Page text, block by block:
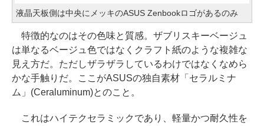
液晶天板側は中央にメッキのASUS Zenbookロゴがあるのみ
特徴的なのはその色味と質感。ザブリスキーベージュ
は単なるベージュ色ではなくクラフト紙のような複雑な
見え方だ。ただしザラザラしているわけではなくなめら
かな手触りだ。ここがASUSの独自素材「セラルミナ
ム」(Ceraluminum)とのこと。
これはハイテクセラミックであり、軽量かつ耐久性を